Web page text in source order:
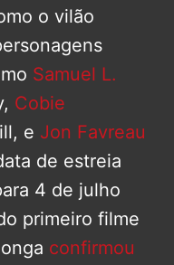
o vilão
Samuel L.
Cobie
e Jon Favreau
de estreia
4 de julho
primeiro filme
confirmou